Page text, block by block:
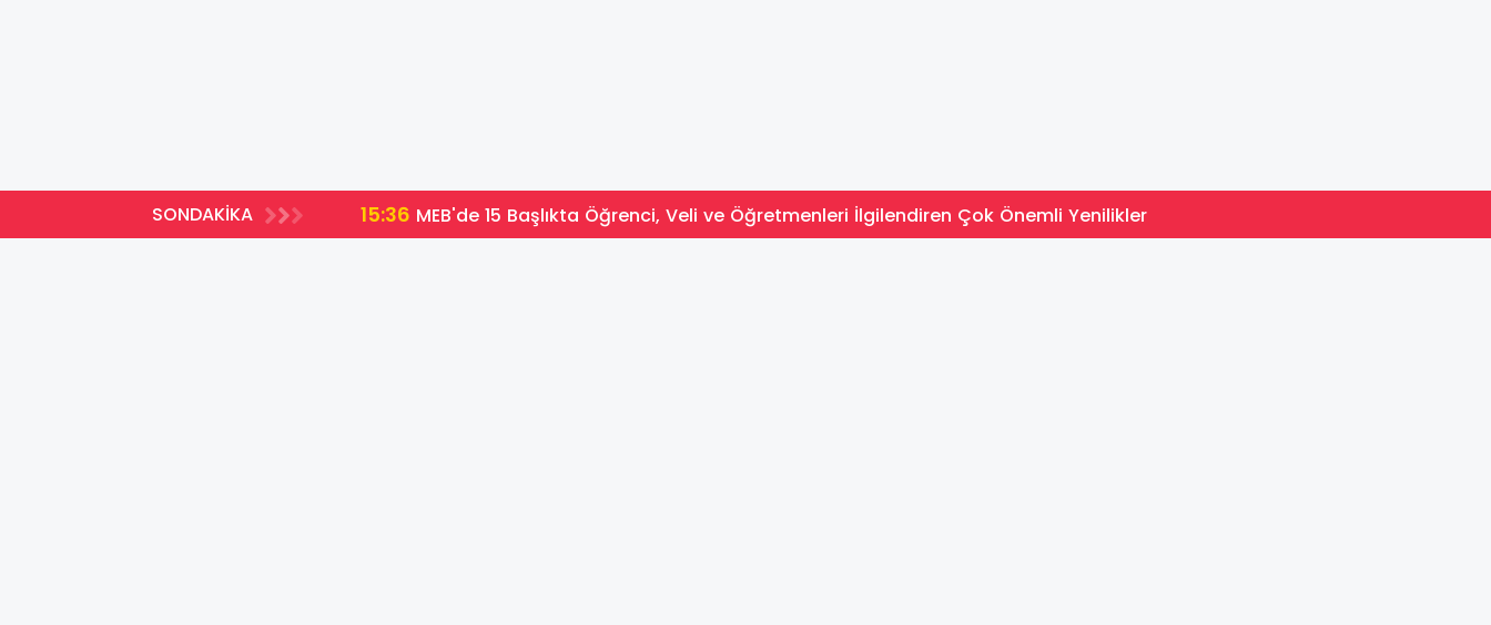
SONDAKİKA 15:36 MEB'de 15 Başlıkta Öğrenci, Veli ve Öğretmenleri İlgilendiren Çok Önemli Yenilikler